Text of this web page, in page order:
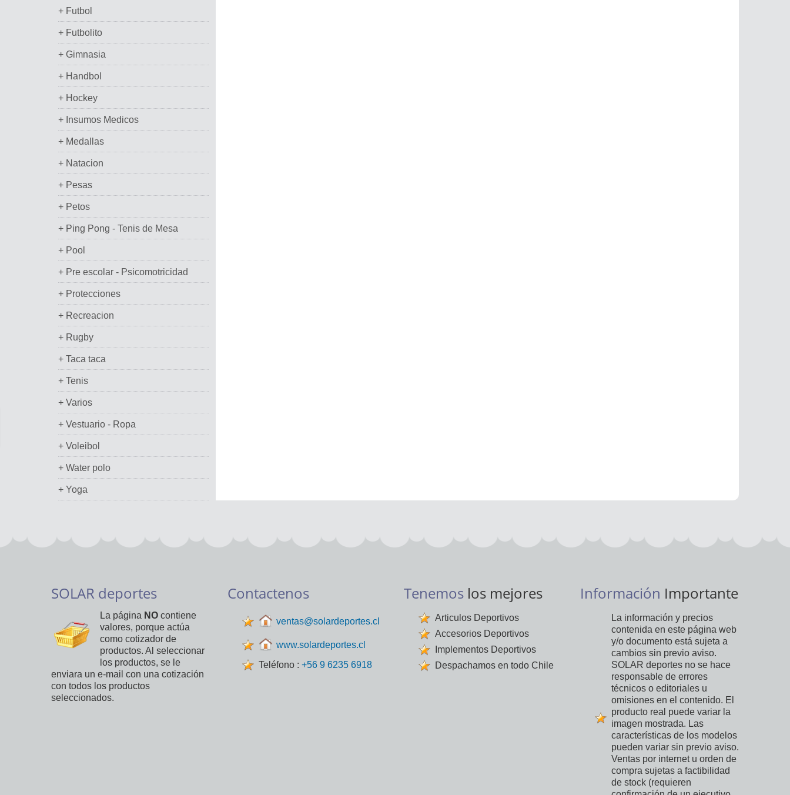
+ Futbol
+ Futbolito
+ Gimnasia
+ Handbol
+ Hockey
+ Insumos Medicos
+ Medallas
+ Natacion
+ Pesas
+ Petos
+ Ping Pong - Tenis de Mesa
+ Pool
+ Pre escolar - Psicomotricidad
+ Protecciones
+ Recreacion
+ Rugby
+ Taca taca
+ Tenis
+ Varios
+ Vestuario - Ropa
+ Voleibol
+ Water polo
+ Yoga
SOLAR deportes
La página NO contiene
valores, porque actúa
como cotizador de
productos. Al seleccionar
los productos, se le
enviara un e-mail con una cotización
con todos los productos
seleccionados.
Contactenos
ventas@solardeportes.cl
www.solardeportes.cl
Teléfono : +56 9 6235 6918
Tenemos los mejores
Articulos Deportivos
Accesorios Deportivos
Implementos Deportivos
Despachamos en todo Chile
Información Importante
La información y precios
contenida en este página web
y/o documento está sujeta a
cambios sin previo aviso.
SOLAR deportes no se hace
responsable de errores
técnicos o editoriales u
omisiones en el contenido. El
producto real puede variar la
imagen mostrada. Las
características de los modelos
pueden variar sin previo aviso.
Ventas por internet u orden de
compra sujetas a factibilidad
de stock (requieren